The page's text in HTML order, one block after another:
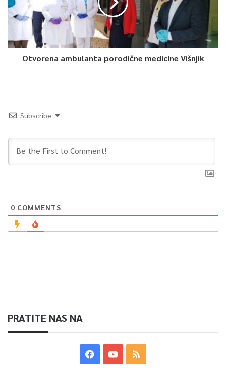
Otvorena ambulanta porodične medicine Višnjik
Subscribe
0 COMMENTS
PRATITE NAS NA